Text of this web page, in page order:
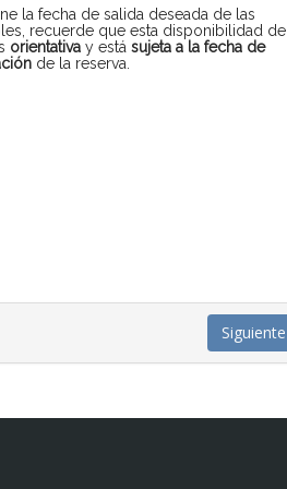
la fecha de salida deseada de las
recuerde que esta disponibilidad de
orientativay está sujeta a la fecha de
de la reserva.
Siguiente